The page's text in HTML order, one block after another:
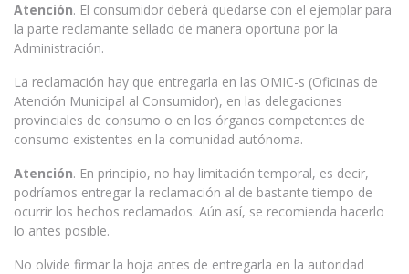
Atención. El consumidor deberá quedarse con el ejemplar para
la parte reclamante sellado de manera oportuna por la
Administración.
La reclamación hay que entregarla en las OMIC-s (Oficinas de
Atención Municipal al Consumidor), en las delegaciones
provinciales de consumo o en los órganos competentes de
consumo existentes en la comunidad autónoma.
Atención. En principio, no hay limitación temporal, es decir,
podríamos entregar la reclamación al de bastante tiempo de
ocurrir los hechos reclamados. Aún así, se recomienda hacerlo
lo antes posible.
No olvide firmar la hoja antes de entregarla en la autoridad